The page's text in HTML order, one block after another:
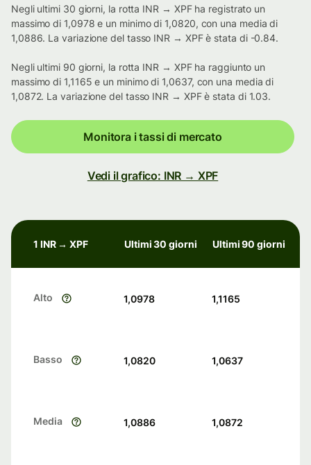
Negli ultimi 30 giorni, la rotta INR → XPF ha registrato un
massimo di 1,0978 e un minimo di 1,0820, con una media di
1,0886. La variazione del tasso INR → XPF è stata di -0.84.
Negli ultimi 90 giorni, la rotta INR → XPF ha raggiunto un
massimo di 1,1165 e un minimo di 1,0637, con una media di
1,0872. La variazione del tasso INR → XPF è stata di 1.03.
Monitora i tassi di mercato
Vedi il grafico: INR → XPF
1 INR → XPF Ultimi 30 giorni Ultimi 90 giorni
Alto 1,0978 1,1165
Basso 1,0820 1,0637
Media 1,0886 1,0872